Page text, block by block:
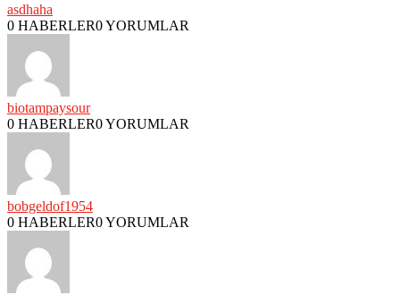
asdhaha
0 HABERLER0 YORUMLAR
biotampaysour
0 HABERLER0 YORUMLAR
bobgeldof1954
0 HABERLER0 YORUMLAR